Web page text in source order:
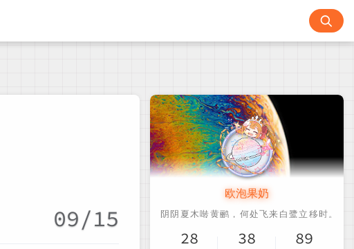
09/15
欧泡果奶
28 38 89